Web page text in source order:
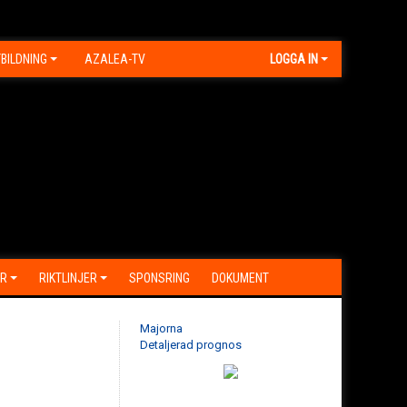
AZALEA-TV LOGGA IN
RIKTLINJER SPONSRING DOKUMENT
Majorna
Detaljerad prognos